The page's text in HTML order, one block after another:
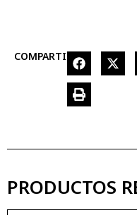
COMPARTIR
PRODUCTOS